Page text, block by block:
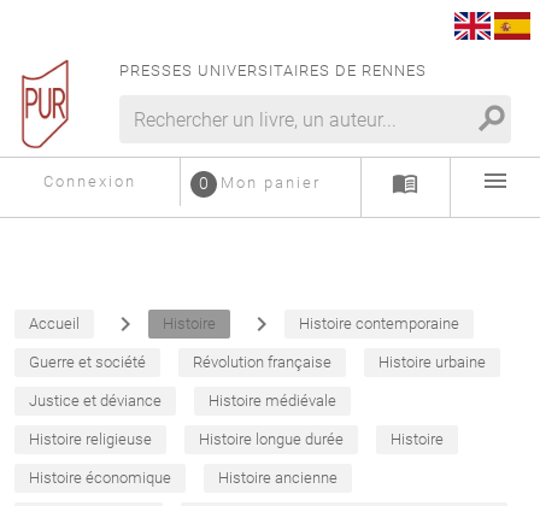
PRESSES UNIVERSITAIRES DE RENNES
search
Connexion Mon panier
0 menu_book menu
Accueil navigate_next Histoire navigate_next Histoire contemporaine
Guerre et société Révolution française Histoire urbaine
Justice et déviance Histoire médiévale
Histoire religieuse Histoire longue durée Histoire
Histoire économique Histoire ancienne